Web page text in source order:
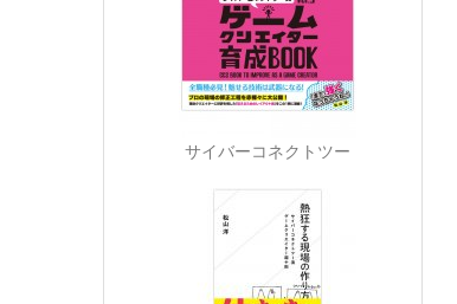
サイバーコネクトツー